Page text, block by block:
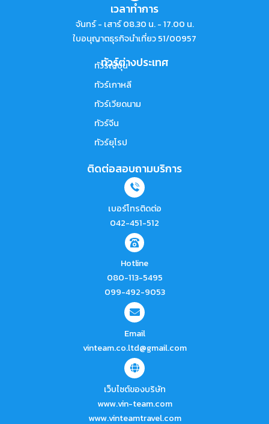
เวลาทำการ
จันทร์ - เสาร์ 08.30 น. - 17.00 น.
ใบอนุญาตธุรกิจนำเที่ยว 51/00957
ทัวร์ต่างประเทศ
ทัวร์ญี่ปุ่น
ทัวร์เกาหลี
ทัวร์เวียดนาม
ทัวร์จีน
ทัวร์ยุโรป
ติดต่อสอบถามบริการ
เบอร์โทรติดต่อ
042-451-512
Hotline
080-113-5495
099-492-9053
Email
vinteam.co.ltd@gmail.com
เว็บไซต์ของบริษัท
www.vin-team.com
www.vinteamtravel.com